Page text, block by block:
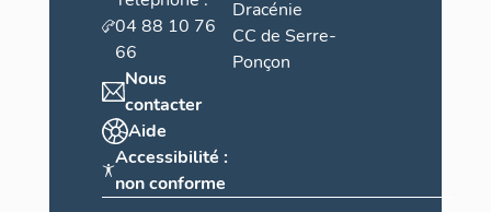
04 88 10 76
66
Nous
contacter
Aide
Accessibilité :
non conforme
Dracénie
CC de Serre-
Ponçon